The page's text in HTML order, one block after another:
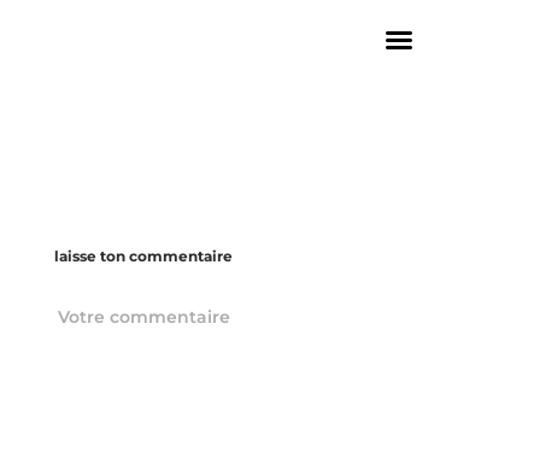
laisse ton commentaire